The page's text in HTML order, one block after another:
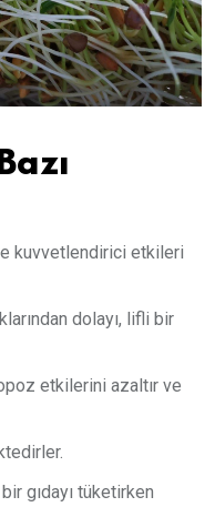
kuvvetlendirici etkileri
dolayı, lifli bir
etkilerini azaltır ve
gıdayı tüketirken